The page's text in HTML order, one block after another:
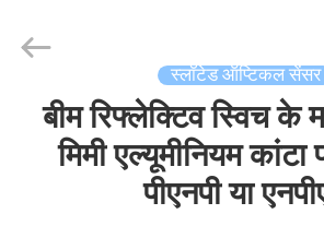
(Hunan)
Co.,Ltd.
स्लॉटेड ऑप्टिकल सेंसर
बीम रिफ्लेक्टिव स्विच के
मिमी एल्यूमीनियम
पीएनपी या